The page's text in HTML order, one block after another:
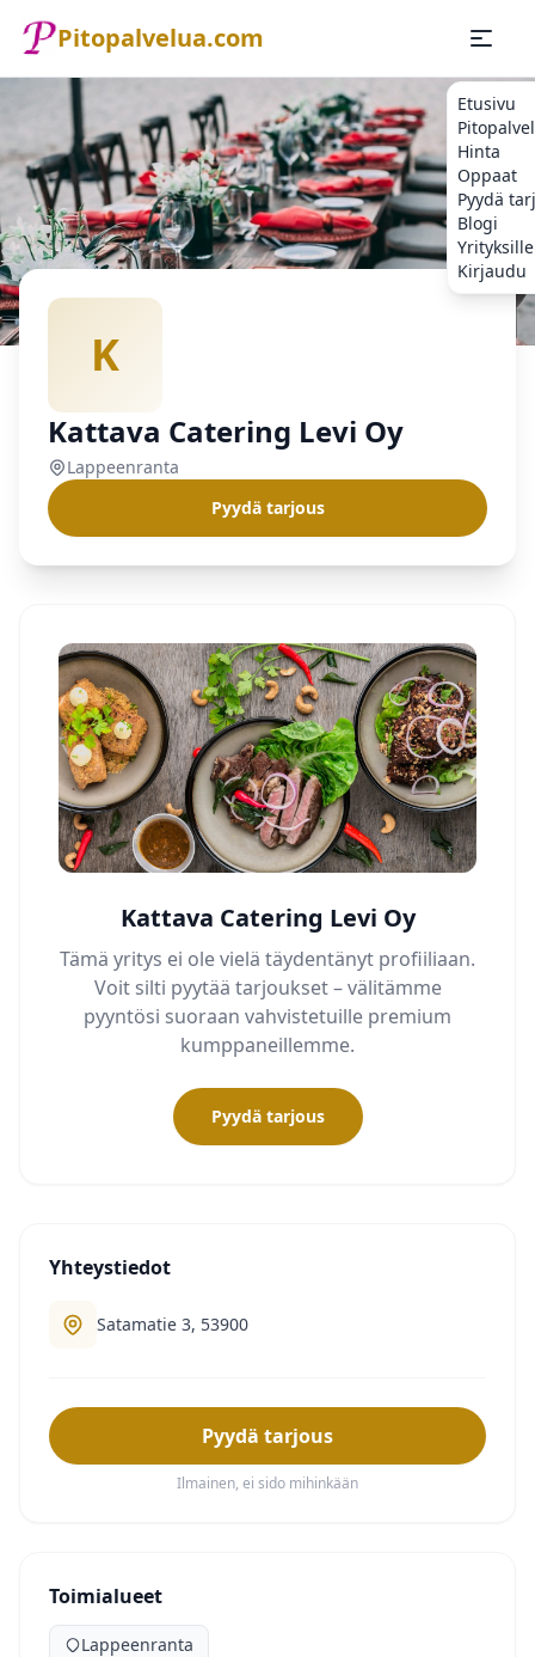
Pitopalvelua.com
Etusivu
Hinta
Oppaat
Pyydä
Blogi
Yrityksille
Kirjaudu
Etusivu
Pitopalvelu Kattava Catering
K
Kattava Catering Levi Oy
Lappeenranta
Pyydä tarjous
Kattava Catering Levi Oy
Tämä yritys ei ole vielä täydentänyt profiiliaan.
Voit silti pyytää tarjoukset – välitämme
pyyntösi suoraan vahvistetuille premium
kumppaneillemme.
Pyydä tarjous
Yhteystiedot
Satamatie 3, 53900
Pyydä tarjous
Ilmainen, ei sido mihinkään
Toimialueet
Lappeenranta